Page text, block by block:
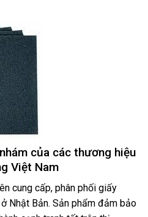
của các thương hiệu
Việt Nam
cung cấp, phân phối giấy
Nhật Bản. Sản phẩm đảm bảo